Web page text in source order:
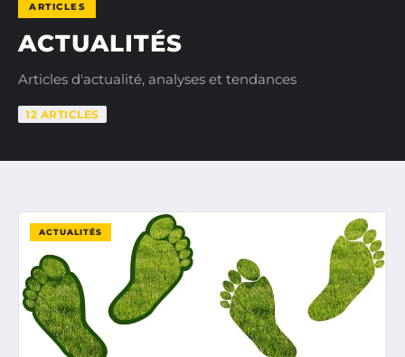
ARTICLES
ACTUALITÉS
Articles d'actualité, analyses et tendances
12 ARTICLES
ACTUALITÉS